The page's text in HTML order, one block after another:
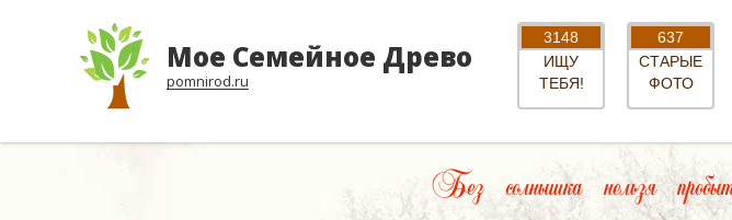
Мое Семейное Древо
pomnirod.ru
3148
ИЩУ
ТЕБЯ!
637
СТАРЫЕ
ФОТО
Без солнышка нельзя